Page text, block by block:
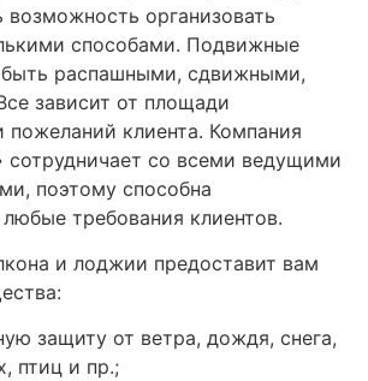
возможность организовать
способами. Подвижные
быть распашными, сдвижными,
зависит от площади
пожеланий клиента. Компания
со всеми ведущими
поэтому способна
требования клиентов.
и лоджии предоставит вам
защиту от ветра, дождя, снега,
птиц и пр.;